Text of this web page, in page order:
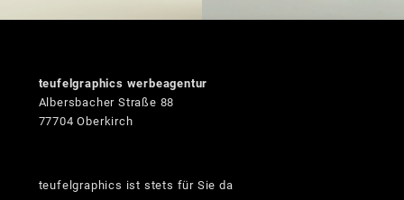
teufelgraphics werbeagentur
Albersbacher Straße 88
77704 Oberkirch
teufelgraphics ist stets für Sie da